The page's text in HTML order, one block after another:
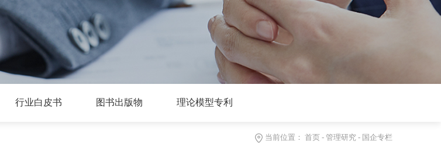
行业白皮书 图书出版物 理论模型专利
当前位置： 首页- 管理研究- 国企专栏